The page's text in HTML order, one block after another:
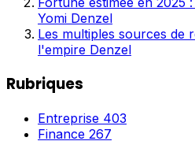
Yomi Denzel
Les multiples sources de
l'empire Denzel
Rubriques
Entreprise 403
Finance 267